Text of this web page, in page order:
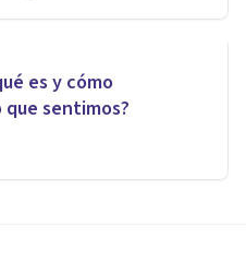
es y cómo
sentimos?